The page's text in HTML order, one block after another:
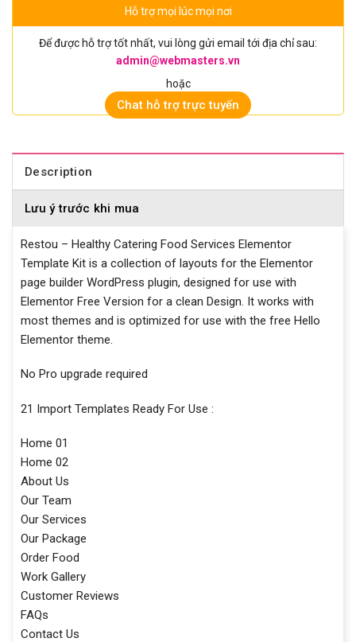
Hỗ trợ mọi lúc mọi nơi
Để được hỗ trợ tốt nhất, vui lòng gửi email tới địa chỉ sau:
admin@webmasters.vn
hoặc
Chat hỗ trợ trực tuyến
Description
Lưu ý trước khi mua
Restou – Healthy Catering Food Services Elementor
Template Kit is a collection of layouts for the Elementor
page builder WordPress plugin, designed for use with
Elementor Free Version for a clean Design. It works with
most themes and is optimized for use with the free Hello
Elementor theme.
No Pro upgrade required
21 Import Templates Ready For Use :
Home 01
Home 02
About Us
Our Team
Our Services
Our Package
Order Food
Work Gallery
Customer Reviews
FAQs
Contact Us